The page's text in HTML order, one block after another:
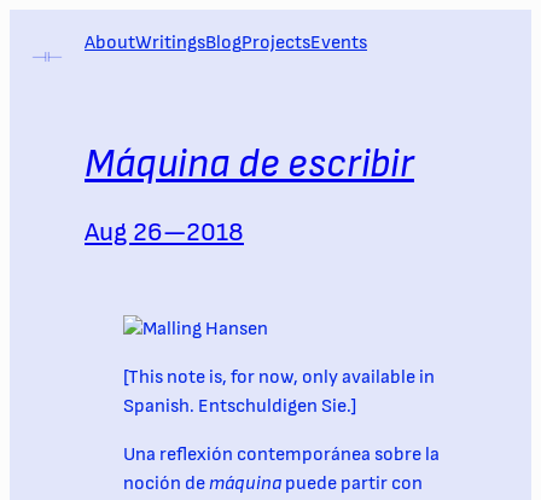
AboutWritingsBlogProjectsEvents
Máquina de escribir
Aug 26—2018
[This note is, for now, only available in
Spanish. Entschuldigen Sie.]
Una reflexión contemporánea sobre la
noción demáquina puede partir con